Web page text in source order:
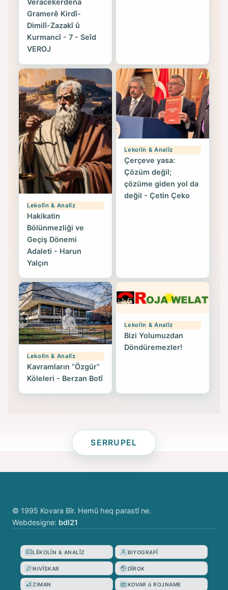
Veracêkerdena
Gramerê Kirdî-
Dimilî-Zazakî û
Kurmancî - 7 - Seîd
VEROJ
Lekolîn & Analîz
Hakikatin
Bölünmezliği ve
Geçiş Dönemi
Adaleti - Harun
Yalçın
Lekolîn & Analîz
Çerçeve yasa:
Çözüm değil;
çözüme giden yol da
değil - Çetin Çeko
Lekolîn & Analîz
Kavramların “Özgür”
Köleleri - Berzan Botî
Lekolîn & Analîz
Bizi Yolumuzdan
Döndüremezler!
SERRUPEL
© 1995 Kovara Bîr. Hemû heq parastî ne.
Webdesigne: bdl21
LÊKOLÎN & ANALÎZ BIYOGRAFÎ
NIVÎSKAR DÎROK
ZIMAN KOVAR û ROJNAME